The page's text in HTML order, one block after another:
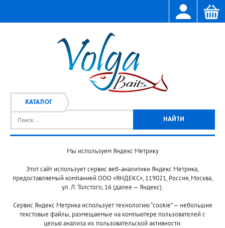
КАТАЛОГ
© 2013-2024 "Волжские приманки"
Мы используем Яндекс Метрику
Этот сайт использует сервис веб-аналитики Яндекс Метрика,
предоставляемый компанией ООО «ЯНДЕКС», 119021, Россия, Москва,
ул. Л. Толстого, 16 (далее — Яндекс).
Сервис Яндекс Метрика использует технологию “cookie” — небольшие
текстовые файлы, размещаемые на компьютере пользователей с
целью анализа их пользовательской активности.